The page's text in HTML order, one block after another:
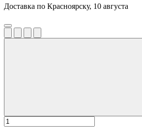
Доставка по Красноярску, 10 августа